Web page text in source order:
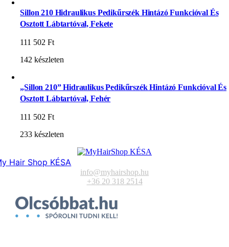
Sillon 210 Hidraulikus Pedikűrszék Hintázó Funkcióval És
Osztott Lábtartóval, Fekete
111 502Ft
142 készleten
„Sillon 210” Hidraulikus Pedikűrszék Hintázó Funkcióval És
Osztott Lábtartóval, Fehér
111 502Ft
233 készleten
Hair Shop KÉSA
info@myhairshop.hu
+36 20 318 2514